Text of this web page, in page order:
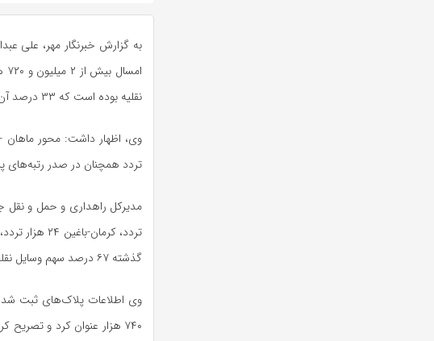
به گزارش خبرنگار مهر، علی
نقلیه بوده است که ۳۳ درصد آن وسایل نقلیه سنگین است.
تردد همچنان در صدر رتبه‌های پرتردد استان
گذشته ۶۷ درصد سهم وسایل نقلیه غیربومی در استان افزایش داشته است.
وی اطلاعات پلاک‌های ثبت